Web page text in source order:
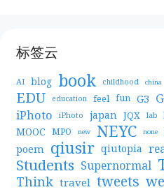
标签云
AI blog book childhood china
EDU education feel fun G3
iPhoto iPhoto japan JQX lab
MOOC MPO new NEYC none
poem qiusir qiutopia
Students Supernormal
Think travel tweets